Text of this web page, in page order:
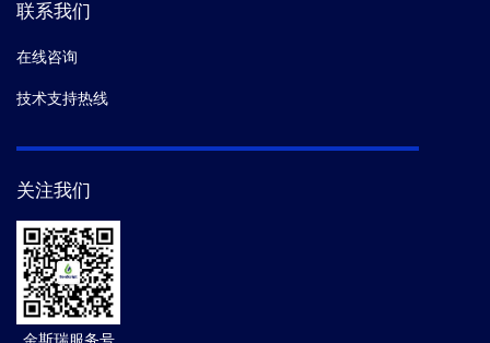
联系我们
在线咨询
技术支持热线
关注我们